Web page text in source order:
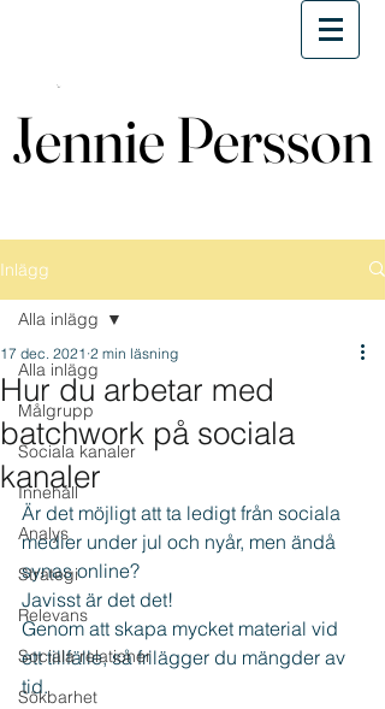
Jennie Persson
Jennie Persson
Inlägg
Alla inlägg
Målgrupp
Sociala kanaler
Innehåll
Analys
Strategi
Relevans
Sociala relationer
Sökbarhet
Alla inlägg
Hur du arbetar med
batchwork på sociala
kanaler
17 dec. 2021 2 min läsning
Är det möjligt att ta ledigt från sociala
medier under jul och nyår, men ändå
synas online?
Javisst är det det!
Genom att skapa mycket material vid
ett tillfälle, så frilägger du mängder av
tid.